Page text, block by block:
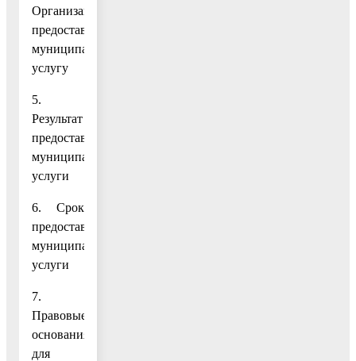
Организация,
предоставляющая
муниципальную
услугу
5.
Результат
предоставления
муниципальной
услуги
6. Срок
предоставления
муниципальной
услуги
7.
Правовые
основания
для